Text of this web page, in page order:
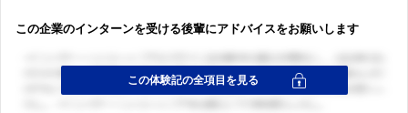
この企業のインターンを受ける後輩にアドバイスをお願いします